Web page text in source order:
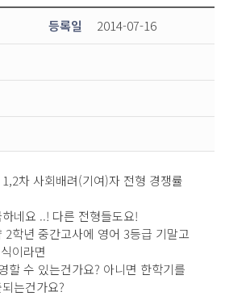
등록일 2014-07-16
차 사회배려(기여)자 전형 경쟁률
네요 ..! 다른 전형들도요!
2학년 중간고사에 영어 3등급 기말고
이라면
할 수 있는건가요? 아니면 한학기를
는건가요?